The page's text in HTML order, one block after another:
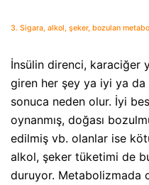
3. Sigara, alkol, şeker, bozulan
İnsülin direnci, karaciğer
giren her şey ya iyi ya
sonuca neden olur. İyi
oynanmış, doğası
edilmiş vb. olanlar ise
alkol, şeker tüketimi de
duruyor. Metabolizmada